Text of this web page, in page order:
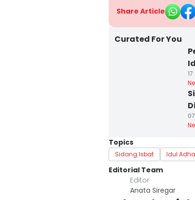
Share Article
Curated For You
Topics
Sidang Isbat Idul Adha
Editorial Team
Editor
Anata Siregar